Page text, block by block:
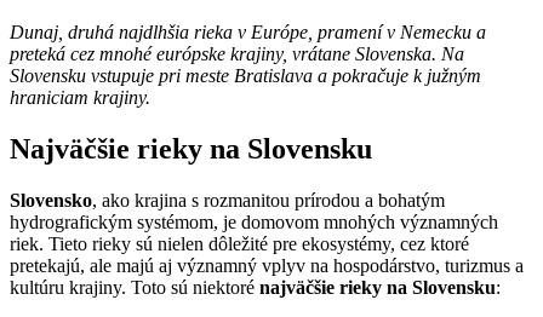
Dunaj, druhá najdlhšia rieka v Európe, pramení v Nemecku a
preteká cez mnohé európske krajiny, vrátane Slovenska. Na
Slovensku vstupuje pri meste Bratislava a pokračuje k južným
hraniciam krajiny.
Najväčšie rieky na Slovensku
Slovensko, ako krajina s rozmanitou prírodou a bohatým
hydrografickým systémom, je domovom mnohých významných
riek. Tieto rieky sú nielen dôležité pre ekosystémy, cez ktoré
pretekajú, ale majú aj významný vplyv na hospodárstvo, turizmus a
kultúru krajiny. Toto sú niektoré najväčšie rieky na Slovensku: